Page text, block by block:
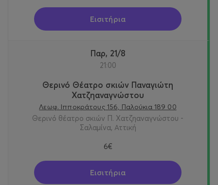
Εισιτήρια
Παρ, 21/8
21:00
Θερινό Θέατρο σκιών Παναγιώτη
Χατζηαναγνώστου
Λεωφ. Ιπποκράτους 156, Παλούκια 189 00
Θερινό θέατρο σκιών Π. Χατζηαναγνώστου -
Σαλαμίνα, Αττική
6€
Εισιτήρια